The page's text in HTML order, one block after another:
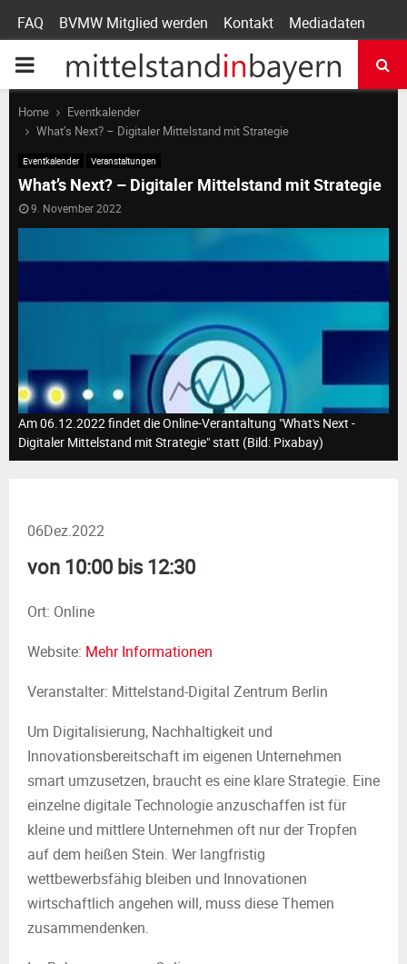
FAQ BVMW Mitglied werden Kontakt Mediadaten
P
R
M
A
R
M
E
U
Home
Eventkalender
What’s Next? – Digitaler Mittelstand mit Strategie
Eventkalender Veranstaltungen
What’s Next? – Digitaler Mittelstand mit Strategie
9. November 2022
Am 06.12.2022 findet die Online-Verantaltung "What's Next -
Digitaler Mittelstand mit Strategie" statt (Bild: Pixabay)
06Dez.2022
von 10:00 bis 12:30
Ort: Online
Website: Mehr Informationen
Veranstalter: Mittelstand-Digital Zentrum Berlin
Um Digitalisierung, Nachhaltigkeit und
Innovationsbereitschaft im eigenen Unternehmen
smart umzusetzen, braucht es eine klare Strategie. Eine
einzelne digitale Technologie anzuschaffen ist für
kleine und mittlere Unternehmen oft nur der Tropfen
auf dem heißen Stein. Wer langfristig
wettbewerbsfähig bleiben und Innovationen
wirtschaftlich angehen will, muss diese Themen
zusammendenken.